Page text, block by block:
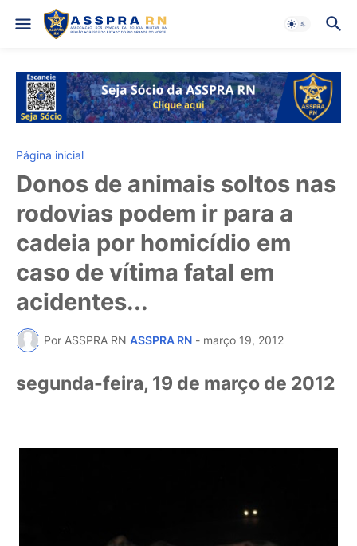
Página inicial
Donos de animais soltos nas
rodovias podem ir para a
cadeia por homicídio em
caso de vítima fatal em
acidentes‏...
Por ASSPRA RN ASSPRA RN - março 19, 2012
segunda-feira, 19 de março de 2012